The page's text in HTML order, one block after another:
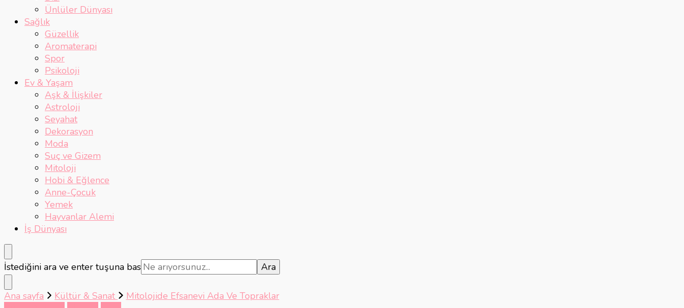
Ünlüler Dünyası
Sağlık
Güzellik
Aromaterapi
Spor
Psikoloji
Ev & Yaşam
Aşk & İlişkiler
Astroloji
Seyahat
Dekorasyon
Moda
Suç ve Gizem
Mitoloji
Hobi & Eğlence
Anne-Çocuk
Yemek
Hayvanlar Alemi
İş Dünyası
Bir
şey
mi
arıyorsunuz?
İstediğini ara ve enter tuşuna bas
Ana sayfa Kültür & Sanat
Mitolojide Efsanevi Ada Ve Topraklar